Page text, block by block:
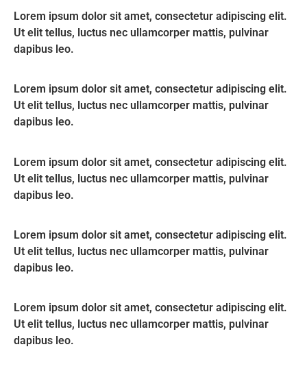
Lorem ipsum dolor sit amet, consectetur adipiscing elit.
Ut elit tellus, luctus nec ullamcorper mattis, pulvinar
dapibus leo.
Lorem ipsum dolor sit amet, consectetur adipiscing elit.
Ut elit tellus, luctus nec ullamcorper mattis, pulvinar
dapibus leo.
Lorem ipsum dolor sit amet, consectetur adipiscing elit.
Ut elit tellus, luctus nec ullamcorper mattis, pulvinar
dapibus leo.
Lorem ipsum dolor sit amet, consectetur adipiscing elit.
Ut elit tellus, luctus nec ullamcorper mattis, pulvinar
dapibus leo.
Lorem ipsum dolor sit amet, consectetur adipiscing elit.
Ut elit tellus, luctus nec ullamcorper mattis, pulvinar
dapibus leo.